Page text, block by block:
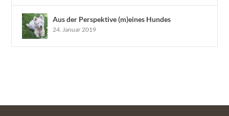
Aus der Perspektive (m)eines Hundes
24. Januar 2019